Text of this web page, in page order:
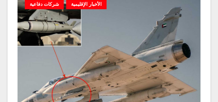
الأخبار الإقليمية شركات دفاعية